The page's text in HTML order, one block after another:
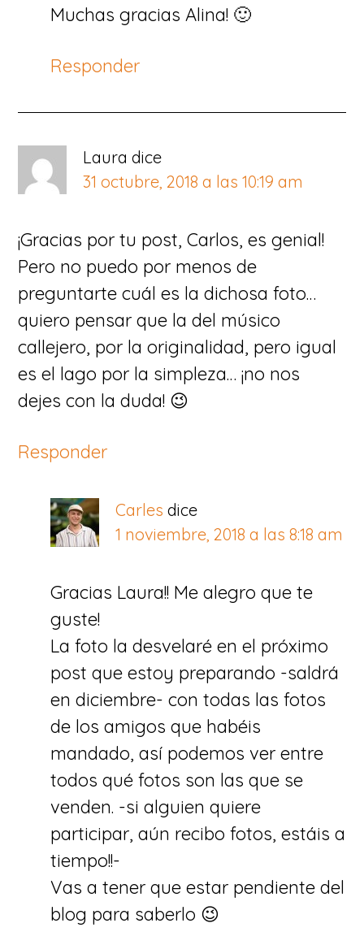
Muchas gracias Alina! 🙂
Responder
Laura dice
31 octubre, 2018 a las 10:19 am
¡Gracias por tu post, Carlos, es genial!
Pero no puedo por menos de
preguntarte cuál es la dichosa foto…
quiero pensar que la del músico
callejero, por la originalidad, pero igual
es el lago por la simpleza… ¡no nos
dejes con la duda! 😉
Responder
Carles dice
1 noviembre, 2018 a las 8:18 am
Gracias Laura!! Me alegro que te
guste!
La foto la desvelaré en el próximo
post que estoy preparando -saldrá
en diciembre- con todas las fotos
de los amigos que habéis
mandado, así podemos ver entre
todos qué fotos son las que se
venden. -si alguien quiere
participar, aún recibo fotos, estáis a
tiempo!!-
Vas a tener que estar pendiente del
blog para saberlo 😉